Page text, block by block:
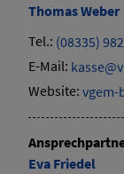
ThomasWeber
Tel.: (08335)
E-Mail:
Website: vgem-
Eva Friedel